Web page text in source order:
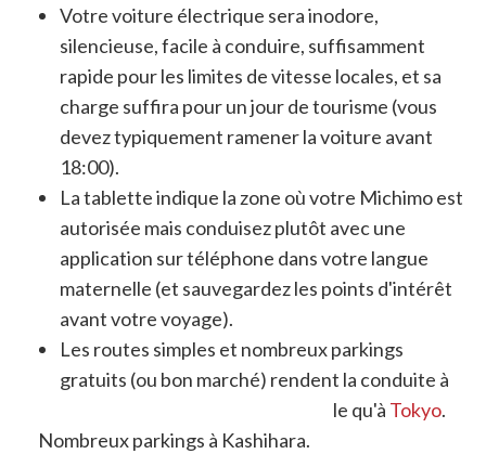
Votre voiture électrique sera inodore,
silencieuse, facile à conduire, suffisamment
rapide pour les limites de vitesse locales, et sa
charge suffira pour un jour de tourisme (vous
devez typiquement ramener la voiture avant
18:00).
La tablette indique la zone où votre Michimo est
autorisée mais conduisez plutôt avec une
application sur téléphone dans votre langue
maternelle (et sauvegardez les points d'intérêt
avant votre voyage).
Les routes simples et nombreux parkings
gratuits (ou bon marché) rendent la conduite à
Kashihara beaucoup plus agréable qu'à Tokyo.
Nombreux parkings à Kashihara.